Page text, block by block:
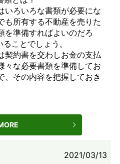
いろいろな書類が必要にな
も所有する不動産を売りた
を準備すればよいのだろ
ことでしょう。
契約書を交わしお金の支払
々な必要書類を準備してお
、その内容を把握しておき
2021/03/13